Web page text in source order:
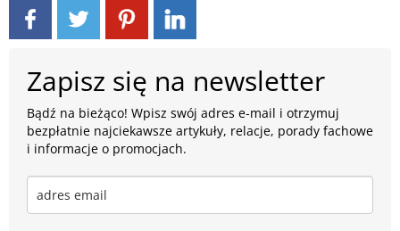
Zapisz się na newsletter
Bądź na bieżąco! Wpisz swój adres e-mail i otrzymuj
bezpłatnie najciekawsze artykuły, relacje, porady fachowe
i informacje o promocjach.